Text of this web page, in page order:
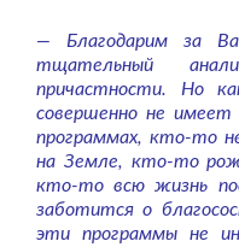
— Благодарим за
тщательный
причастности. Но
совершенно не имеет
программах, кто-то
на Земле, кто-то
кто-то всю жизнь
заботится о
эти программы не